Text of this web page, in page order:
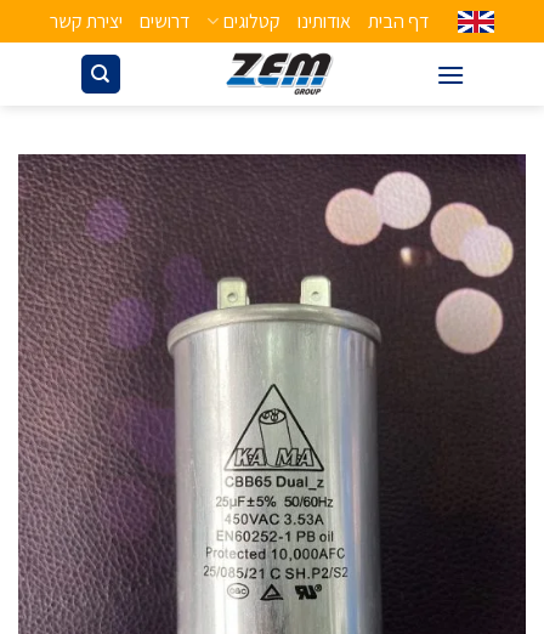
דף הבית אודותינו קטלוגים דרושים יצירת קשר